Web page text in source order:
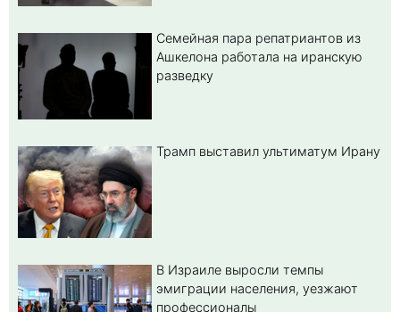
Семейная пара репатриантов из
Ашкелона работала на иранскую
разведку
Трамп выставил ультиматум Ирану
В Израиле выросли темпы
эмиграции населения, уезжают
профессионалы